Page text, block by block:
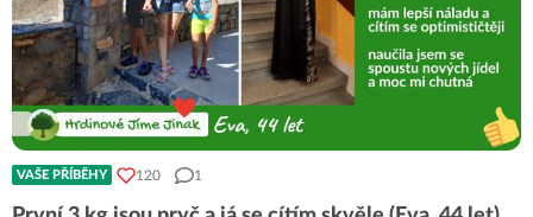
VAŠE PŘÍBĚHY 120 1